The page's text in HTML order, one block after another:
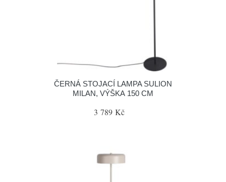
ČERNÁ STOJACÍ LAMPA SULION
MILAN, VÝŠKA 150 CM
3 789 Kč